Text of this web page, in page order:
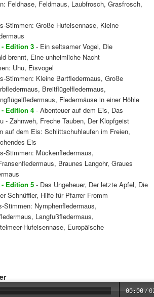
Feldhase, Feldmaus, Laubfrosch, Grasfrosch,
Stimmen: Große Hufeisennase, Kleine
Edition 3 - Ein seltsamer Vogel, Die
brennt, Eine unheimliche Nacht
Uhu, Eisvogel
Stimmen: Kleine Bartfledermaus, Große
Breitflügelfledermaus,
Fledermäuse in einer Höhle
Edition 4 - Abenteuer auf dem Eis, Das
- Zahnweh, Freche Tauben, Der Klopfgeist
auf dem Eis: Schlittschuhlaufen im Freien,
Eis
Stimmen: Mückenfledermaus,
Braunes Langohr, Graues
Edition 5 - Das Ungeheuer, Der letzte Apfel, Die
Schnüffler, Hilfe für Pfarrer Fromm
Stimmen: Nymphenfledermaus,
Langfußfledermaus,
Hufeisennase, Europäische
00:00 /